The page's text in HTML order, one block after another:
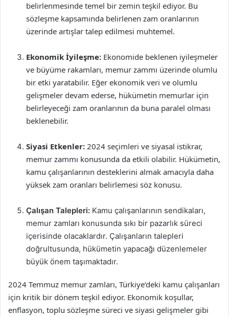
belirlenmesinde temel bir zemin teşkil ediyor. Bu
sözleşme kapsamında belirlenen zam oranlarının
üzerinde artışlar talep edilmesi muhtemel.
Ekonomik İyileşme: Ekonomide beklenen iyileşmeler
ve büyüme rakamları, memur zammı üzerinde olumlu
bir etki yaratabilir. Eğer ekonomik veri ve olumlu
gelişmeler devam ederse, hükümetin memurlar için
belirleyeceği zam oranlarının da buna paralel olması
beklenebilir.
Siyasi Etkenler: 2024 seçimleri ve siyasal istikrar,
memur zammı konusunda da etkili olabilir. Hükümetin,
kamu çalışanlarının desteklerini almak amacıyla daha
yüksek zam oranları belirlemesi söz konusu.
Çalışan Talepleri: Kamu çalışanlarının sendikaları,
memur zamları konusunda sıkı bir pazarlık süreci
içerisinde olacaklardır. Çalışanların talepleri
doğrultusunda, hükümetin yapacağı düzenlemeler
büyük önem taşımaktadır.
2024 Temmuz memur zamları, Türkiye’deki kamu çalışanları
için kritik bir dönem teşkil ediyor. Ekonomik koşullar,
enflasyon, toplu sözleşme süreci ve siyasi gelişmeler gibi